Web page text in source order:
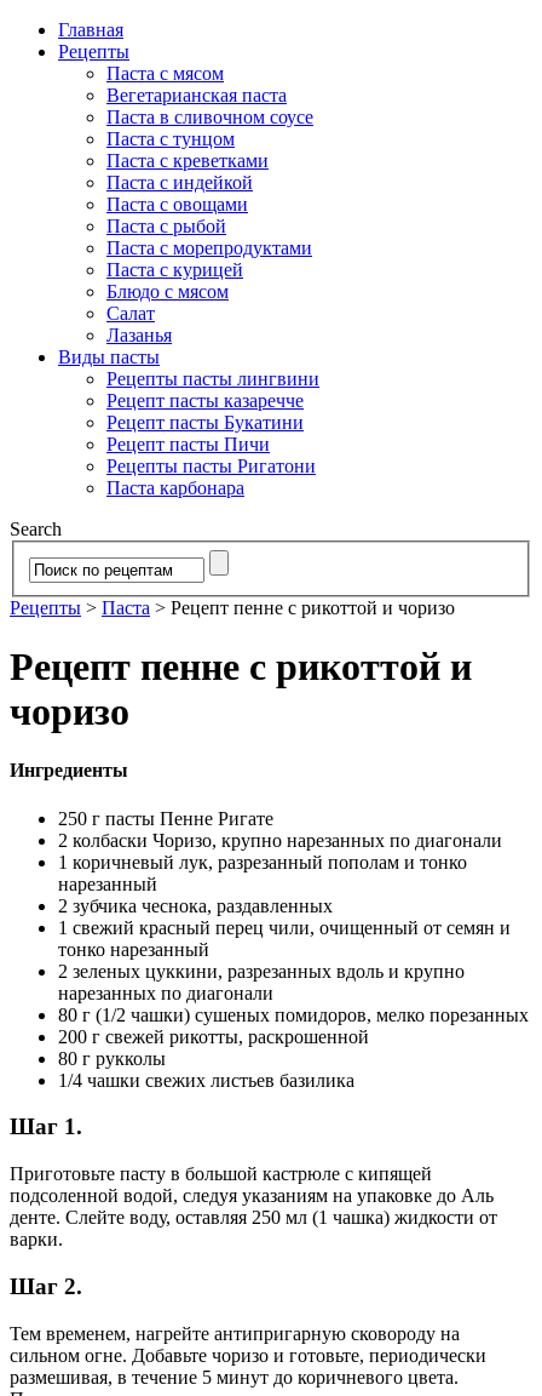
Главная
Рецепты
Паста с мясом
Вегетарианская паста
Паста в сливочном соусе
Паста с тунцом
Паста с креветками
Паста с индейкой
Паста с овощами
Паста с рыбой
Паста с морепродуктами
Паста с курицей
Блюдо с мясом
Салат
Лазанья
Виды пасты
Рецепты пасты лингвини
Рецепт пасты казаречче
Рецепт пасты Букатини
Рецепт пасты Пичи
Рецепты пасты Ригатони
Паста карбонара
Search
Рецепты > Паста > Рецепт пенне с рикоттой и чоризо
Рецепт пенне с рикоттой и
чоризо
Ингредиенты
250 г пасты Пенне Ригате
2 колбаски Чоризо, крупно нарезанных по диагонали
1 коричневый лук, разрезанный пополам и тонко
нарезанный
2 зубчика чеснока, раздавленных
1 свежий красный перец чили, очищенный от семян и
тонко нарезанный
2 зеленых цуккини, разрезанных вдоль и крупно
нарезанных по диагонали
80 г (1/2 чашки) сушеных помидоров, мелко порезанных
200 г свежей рикотты, раскрошенной
80 г рукколы
1/4 чашки свежих листьев базилика
Шаг 1.
Приготовьте пасту в большой кастрюле с кипящей
подсоленной водой, следуя указаниям на упаковке до Аль
денте. Слейте воду, оставляя 250 мл (1 чашка) жидкости от
варки.
Шаг 2.
Тем временем, нагрейте антипригарную сковороду на
сильном огне. Добавьте чоризо и готовьте, периодически
размешивая, в течение 5 минут до коричневого цвета.